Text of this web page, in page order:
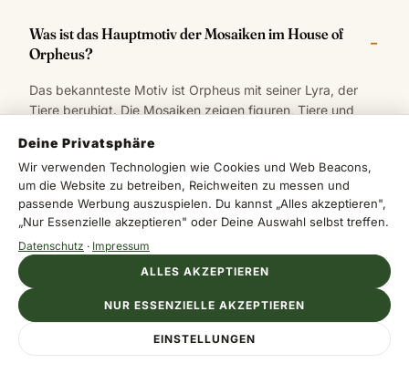
Was ist das Hauptmotiv der Mosaiken im House of
Orpheus?
Das bekannteste Motiv ist Orpheus mit seiner Lyra, der
Tiere beruhigt. Die Mosaiken zeigen figuren, Tiere und
Statusmeldung der wohlhabenden Bewohner.
Wann sollte ich das House of Orpheus besuchen?
Die beste Jahreszeit ist Frühling oder Herbst. Im Sommer
ist es sehr heiß mit kaum Schatten, daher empfiehlt sich
ein früher Start. Morgens ist es kühler und deutlich ruhiger
als am Nachmittag.
Deine Privatsphäre
Wir verwenden Technologien wie Cookies und Web Beacons,
um die Website zu betreiben, Reichweiten zu messen und
passende Werbung auszuspielen. Du kannst „Alles akzeptieren",
„Nur Essenzielle akzeptieren" oder Deine Auswahl selbst treffen.
Datenschutz · Impressum
EINSTELLUNGEN
NUR ESSENZIELLE AKZEPTIEREN
ALLES AKZEPTIEREN